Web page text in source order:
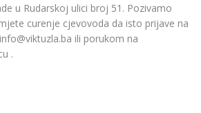
u Rudarskoj ulici broj 51. Pozivamo
curenje cjevovoda da isto prijave na
ili porukom na
.